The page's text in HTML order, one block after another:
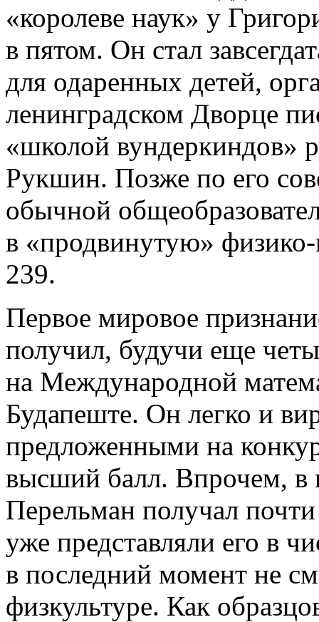
«королеве наук» у
в пятом. Он стал
для одаренных детей,
ленинградском Дворце
«школой вундеркиндов»
Рукшин. Позже по его
обычной
в «продвинутую»
239.
Первое мировое
получил, будучи еще
на Международной
Будапеште. Он легко и
предложенными на
высший балл. Впрочем, в
Перельман получал
уже представляли его в
в последний момент не
физкультуре. Как